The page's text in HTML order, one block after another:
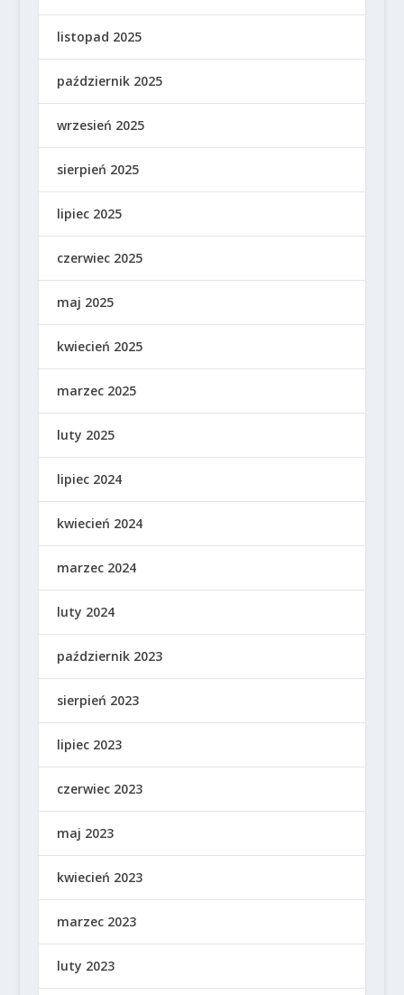
listopad 2025
październik 2025
wrzesień 2025
sierpień 2025
lipiec 2025
czerwiec 2025
maj 2025
kwiecień 2025
marzec 2025
luty 2025
lipiec 2024
kwiecień 2024
marzec 2024
luty 2024
październik 2023
sierpień 2023
lipiec 2023
czerwiec 2023
maj 2023
kwiecień 2023
marzec 2023
luty 2023